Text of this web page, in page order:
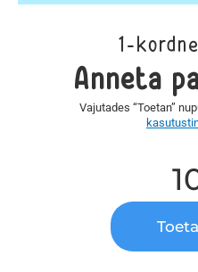
1-
Anneta
Vajutades “Toetan”